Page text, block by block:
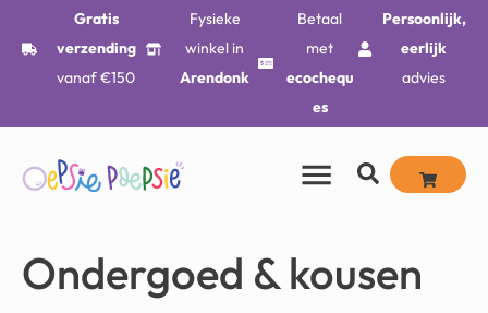
Gratis
verzending
vanaf €150
Fysieke
winkel in
Arendonk
Betaal
met
ecochequ
es
Persoonlijk,
eerlijk
advies
Ondergoed & kousen